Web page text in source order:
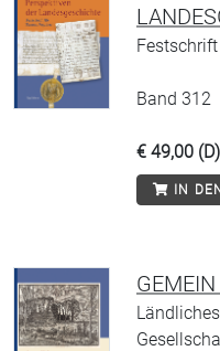
Band 312
€ 49,00
IN